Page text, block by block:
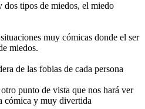
dos tipos de miedos, el miedo
muy cómicas donde el ser
miedos.
de las fobias de cada persona
punto de vista que nos hará ver
cómica y muy divertida